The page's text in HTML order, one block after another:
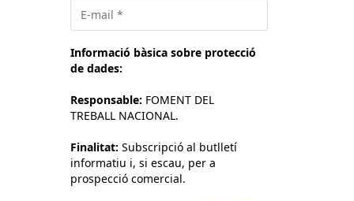
Informació bàsica sobre protecció
de dades:
Responsable: FOMENT DEL
TREBALL NACIONAL.
Finalitat: Subscripció al butlletí
informatiu i, si escau, per a
prospecció comercial.